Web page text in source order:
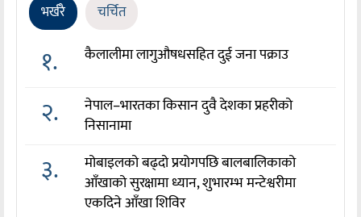
भर्खरै चर्चित
१. कैलालीमा लागुऔषधसहित दुई जना पक्राउ
२.
नेपाल–भारतका किसान दुवै देशका प्रहरीको
निसानामा
३.
मोबाइलको बढ्दो प्रयोगपछि बालबालिकाको
आँखाको सुरक्षामा ध्यान, शुभारम्भ मन्टेश्वरीमा
एकदिने आँखा शिविर